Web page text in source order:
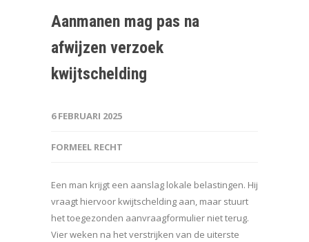
Aanmanen mag pas na
afwijzen verzoek
kwijtschelding
6 FEBRUARI 2025
FORMEEL RECHT
Een man krijgt een aanslag lokale belastingen. Hij
vraagt hiervoor kwijtschelding aan, maar stuurt
het toegezonden aanvraagformulier niet terug.
Vier weken na het verstrijken van de uiterste